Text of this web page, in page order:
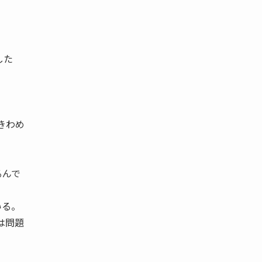
た
わめ
で
。
問題